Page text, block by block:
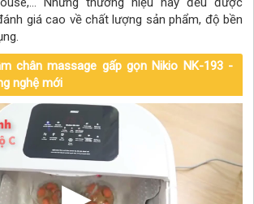
giá cao về chất lượng sản phẩm, độ bền
chân massage gấp gọn Nikio NK-193 -
nghệ mới